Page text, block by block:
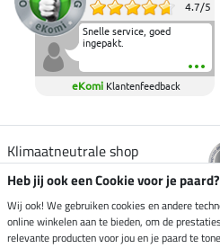
4.7/5
Snelle service, goed
ingepakt.
eKomi Klantenfeedback
Klimaatneutrale shop
Verzending per
Heb jij ook een Cookie voor je paard?
Wij ook! We gebruiken cookies en andere
online winkelen aan te bieden, om de
relevante producten voor jou en je paard te